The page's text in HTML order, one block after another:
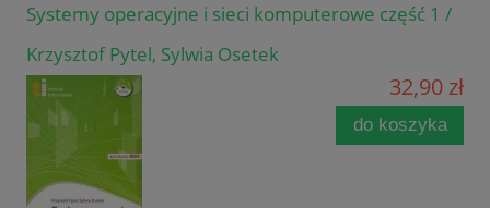
Systemy operacyjne i sieci komputerowe część 1 /
Krzysztof Pytel, Sylwia Osetek
32,90 zł
do koszyka